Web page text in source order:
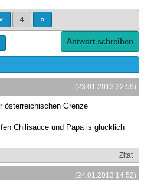
« 4 »
Antwort schreiben
(23.01.2013 22:59)
österreichischen Grenze
Chilisauce und Papa is glücklich
Zitat
(24.01.2013 14:52)